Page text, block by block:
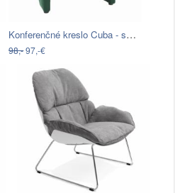
Konferenčné kreslo Cuba - smaragdová
98,-97,-€